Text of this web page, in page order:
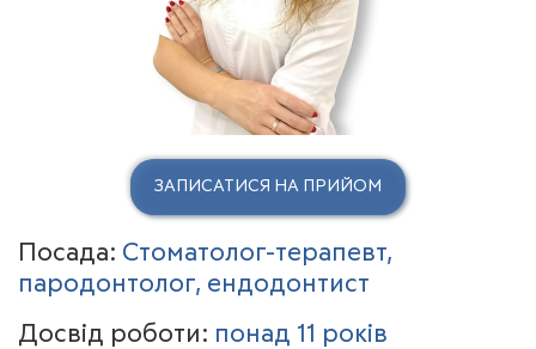
Посада: Стоматолог-терапевт,
пародонтолог, ендодонтист
Досвід роботи: понад 11 років
ЗАПИСАТИСЯ НА ПРИЙОМ